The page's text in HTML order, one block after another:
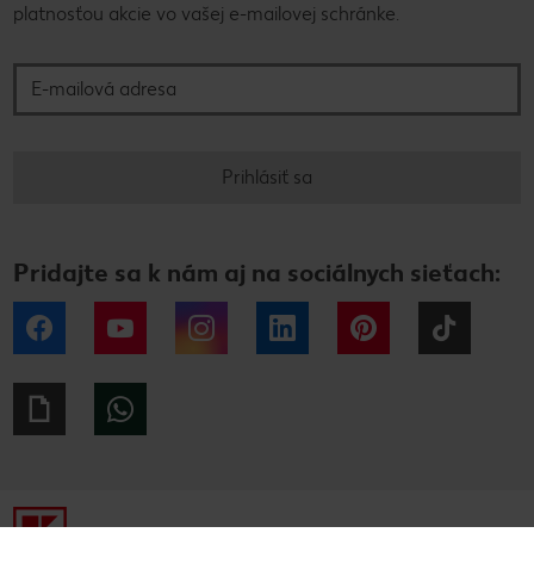
platnosťou akcie vo vašej e-mailovej schránke.
Prihlásiť sa
Pridajte sa k nám aj na sociálnych sieťach:
Facebook YouTube Instagram LinkedIn Pinterest
Giphy